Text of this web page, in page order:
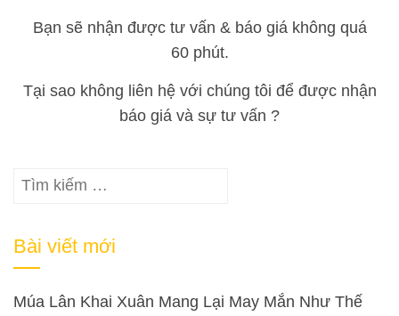
Bạn sẽ nhận được tư vấn & báo giá không quá
60 phút.
Tại sao không liên hệ với chúng tôi để được nhận
báo giá và sự tư vấn ?
Tìm
Bài viết mới
Múa Lân Khai Xuân Mang Lại May Mắn Như Thế